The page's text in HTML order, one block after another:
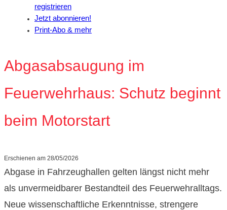
registrieren
Jetzt abonnieren!
Print-Abo & mehr
Abgasabsaugung im
Feuerwehrhaus: Schutz beginnt
beim Motorstart
Erschienen am 28/05/2026
Abgase in Fahrzeughallen gelten längst nicht mehr
als unvermeidbarer Bestandteil des Feuerwehralltags.
Neue wissenschaftliche Erkenntnisse, strengere